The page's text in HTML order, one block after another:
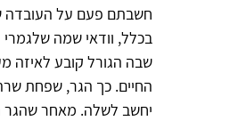
חשבתם פעם על העובדה
בכלל, וודאי שמה
שבה הגורל קובע לאיזה
החיים. כך הגר, שפחת
יחשב לשלה. מאחר שהגר